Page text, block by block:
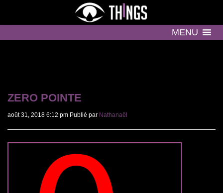
MENU
ZERO POINTE
août 31, 2018 6:12 pm Publié par Nathanaël